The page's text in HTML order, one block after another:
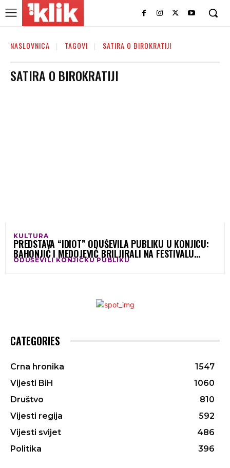
NASLOVNICA TAGOVI SATIRA O BIROKRATIJI
SATIRA O BIROKRATIJI
KULTURA
PREDSTAVA “IDIOT” ODUŠEVILA PUBLIKU U KONJICU:
BAHONJIĆ I MEDOJEVIĆ BRILJIRALI NA FESTIVALU
GLUMCA BIH
ODUŠEVILI KONJIČKU PUBLIKU
CATEGORIES
Crna hronika
1547
Vijesti BiH
1060
Društvo
810
Vijesti regija
592
Vijesti svijet
486
Politika
396